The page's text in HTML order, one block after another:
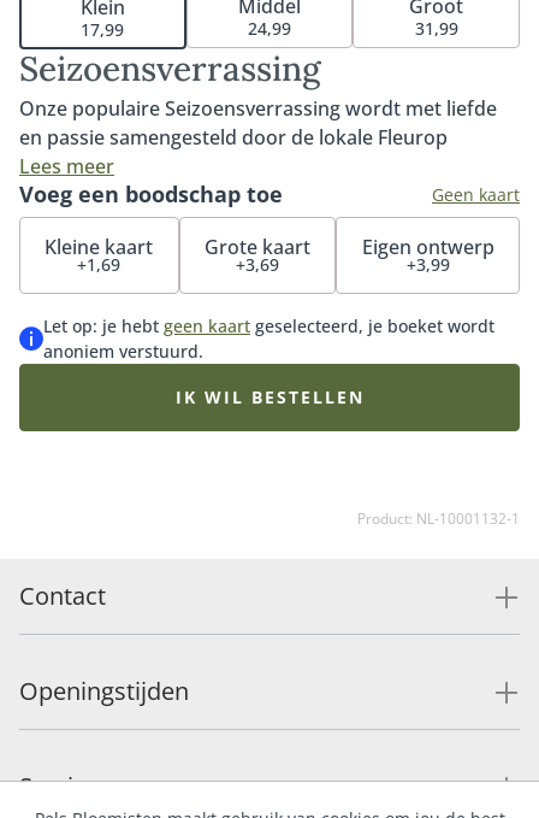
Seizoensverrassing
Onze populaire Seizoensverrassing wordt met liefde
en passie samengesteld door de lokale Fleurop
bloemist. Met de mooiste bloemen van dit moment
creëert de bloemist een leuk boeket om jezelf of
iemand anders mee te verrassen. De
Seizoensverrassing wisselt elk seizoen en is
afgebeelde boeketten zijn een sfeerimpressie van het
middelformaat. Het geleverde boeket wordt
persoonlijk samengesteld door de Fleurop bloemist
met de op dat moment best beschikbare seizoens
Lees meer
Klein
17,99
Middel
24,99
Groot
31,99
Voeg een boodschap toe Geen kaart
Kleine kaart
+1,69
Grote kaart
+3,69
Eigen ontwerp
+3,99
Let op: je hebt geen kaart geselecteerd, je boeket wordt
anoniem verstuurd.
IK WIL BESTELLEN
Product: NL-10001132-1
Contact
Openingstijden
Service